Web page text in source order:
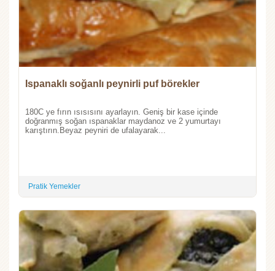
Ispanaklı soğanlı peynirli puf börekler
180C ye fırın ısısısını ayarlayın. Geniş bir kase içinde
doğranmış soğan ıspanaklar maydanoz ve 2 yumurtayı
karıştırın.Beyaz peyniri de ufalayarak...
Pratik Yemekler